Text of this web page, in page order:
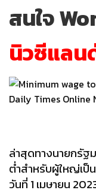
สนใจ
นิวซีแลน
ล่าสุดทางนายกรัฐ
ต่ำสำหรับผู้ใหญ่เป็น
วันที่ 1 เมษายน